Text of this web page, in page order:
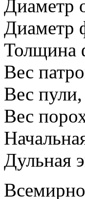
Диаметр
Диаметр
Толщина
Вес
Вес
Вес
Дульная